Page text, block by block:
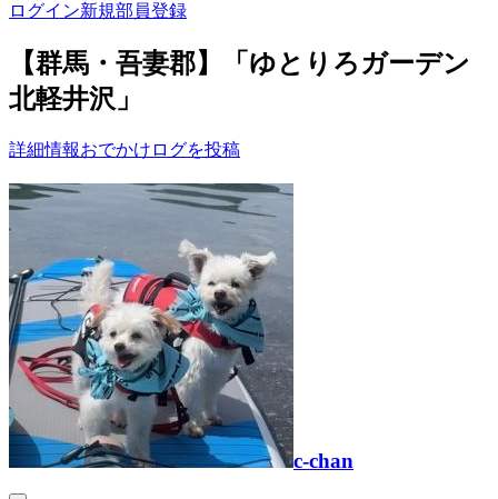
ログイン新規部員登録
【群馬・吾妻郡】「ゆとりろガーデン
北軽井沢」
詳細情報おでかけログを投稿
c-chan